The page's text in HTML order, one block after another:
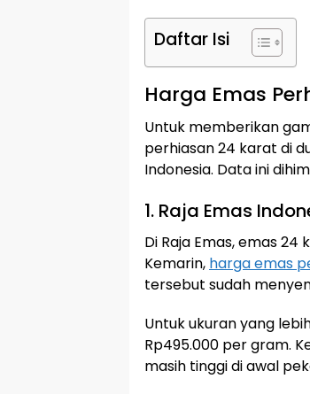
Daftar Isi
Harga Emas
Untuk memberikan
perhiasan 24 karat di
Indonesia. Data ini
1. Raja Emas
Di Raja Emas, emas
Kemarin, harga emas
tersebut sudah
Untuk ukuran yang
Rp495.000 per gram.
masih tinggi di awal